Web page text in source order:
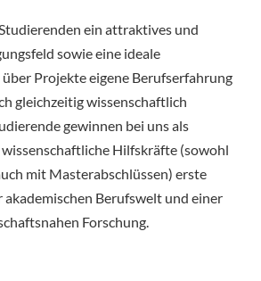
ein attraktives und
sowie eine ideale
Projekte eigene Berufserfahrung
gleichzeitig wissenschaftlich
gewinnen bei uns als
Hilfskräfte (sowohl
mit Masterabschlüssen) erste
akademischen Berufswelt und einer
Forschung.